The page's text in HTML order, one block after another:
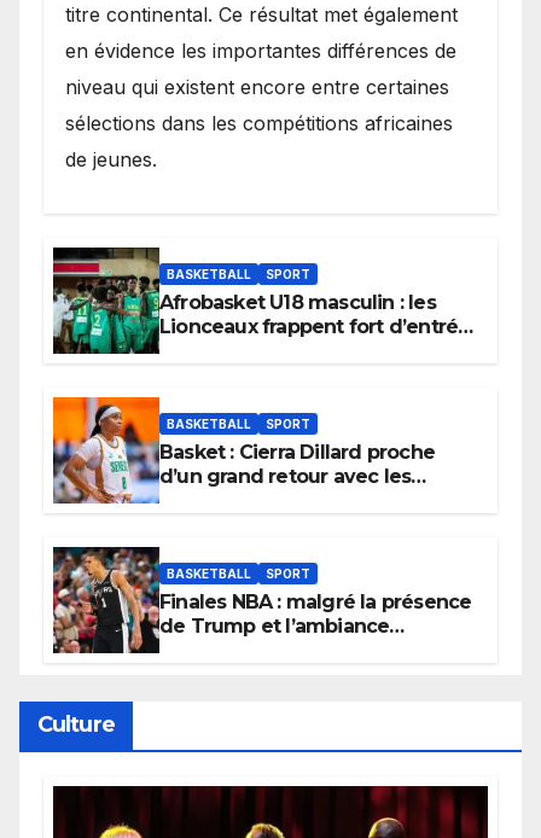
titre continental. Ce résultat met également
en évidence les importantes différences de
niveau qui existent encore entre certaines
sélections dans les compétitions africaines
de jeunes.
BASKETBALL SPORT
Afrobasket U18 masculin : les
Lionceaux frappent fort d’entrée
BASKETBALL SPORT
Basket : Cierra Dillard proche
d’un grand retour avec les
BASKETBALL SPORT
Finales NBA : malgré la présence
de Trump et l’ambiance
Culture